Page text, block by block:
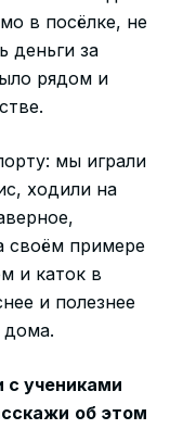
в посёлке, не
деньги за
рядом и
мы играли
ходили на
своём примере
и каток в
и полезнее
учениками
об этом